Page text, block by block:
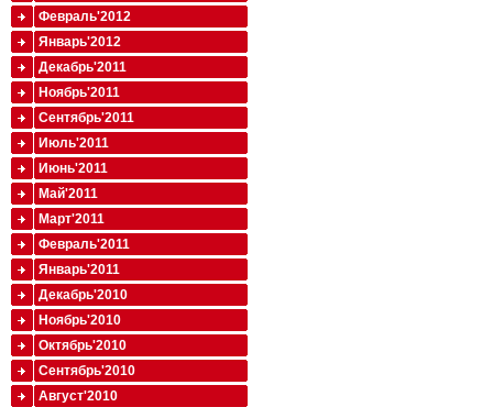
Февраль'2012
Январь'2012
Декабрь'2011
Ноябрь'2011
Сентябрь'2011
Июль'2011
Июнь'2011
Май'2011
Март'2011
Февраль'2011
Январь'2011
Декабрь'2010
Ноябрь'2010
Октябрь'2010
Сентябрь'2010
Август'2010